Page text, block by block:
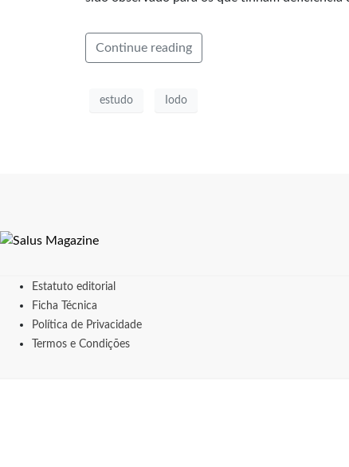
Continue reading
estudo Iodo
Estatuto editorial
Ficha Técnica
Política de Privacidade
Termos e Condições